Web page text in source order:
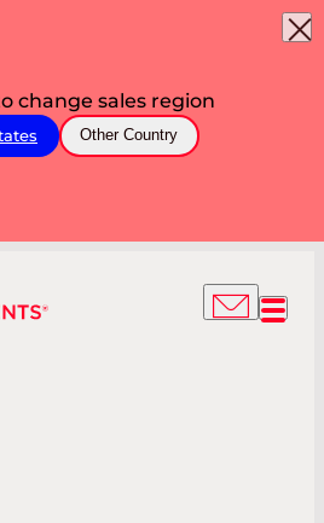
change sales region
Other Country